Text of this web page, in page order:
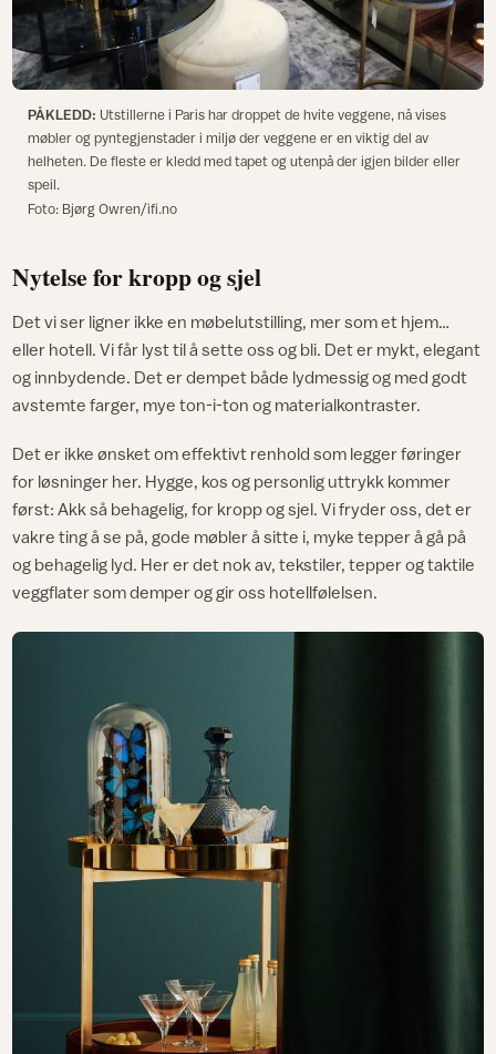
PÅKLEDD: Utstillerne i Paris har droppet de hvite veggene, nå vises
møbler og pyntegjenstader i miljø der veggene er en viktig del av
helheten. De fleste er kledd med tapet og utenpå der igjen bilder eller
speil.
Foto: Bjørg Owren/ifi.no
Nytelse for kropp og sjel
Det vi ser ligner ikke en møbelutstilling, mer som et hjem…
eller hotell. Vi får lyst til å sette oss og bli. Det er mykt, elegant
og innbydende. Det er dempet både lydmessig og med godt
avstemte farger, mye ton-i-ton og materialkontraster.
Det er ikke ønsket om effektivt renhold som legger føringer
for løsninger her. Hygge, kos og personlig uttrykk kommer
først: Akk så behagelig, for kropp og sjel. Vi fryder oss, det er
vakre ting å se på, gode møbler å sitte i, myke tepper å gå på
og behagelig lyd. Her er det nok av, tekstiler, tepper og taktile
veggflater som demper og gir oss hotellfølelsen.